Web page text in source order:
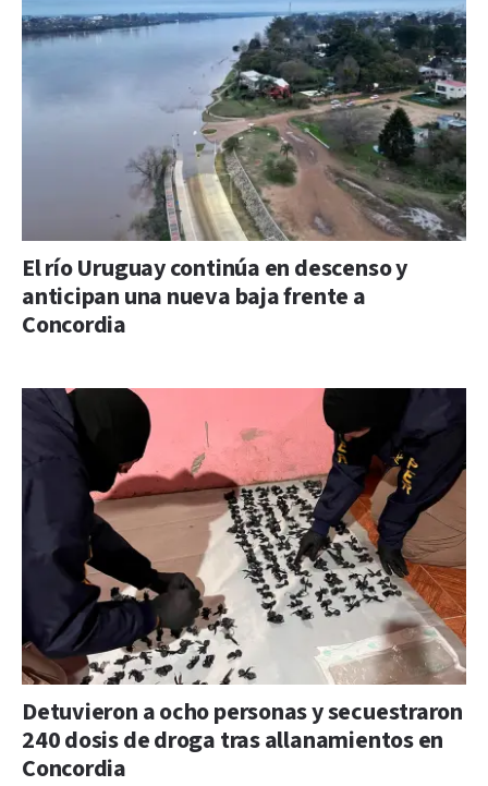
El río Uruguay continúa en descenso y
anticipan una nueva baja frente a
Concordia
Detuvieron a ocho personas y secuestraron
240 dosis de droga tras allanamientos en
Concordia